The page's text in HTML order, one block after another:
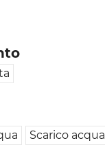
Scarico acqua